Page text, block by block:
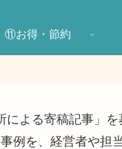
⑪お得・節約
よる寄稿記事」を
例を、経営者や担